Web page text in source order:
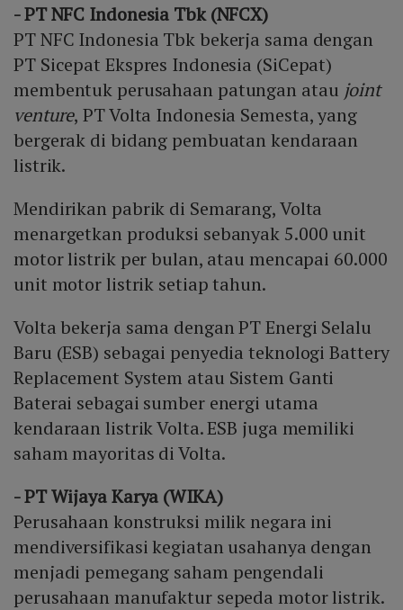
- PT NFC Indonesia Tbk (NFCX)
PT NFC Indonesia Tbk bekerja sama dengan
PT Sicepat Ekspres Indonesia (SiCepat)
membentuk perusahaan patungan atau joint
venture, PT Volta Indonesia Semesta, yang
bergerak di bidang pembuatan kendaraan
listrik.
Mendirikan pabrik di Semarang, Volta
menargetkan produksi sebanyak 5.000 unit
motor listrik per bulan, atau mencapai 60.000
unit motor listrik setiap tahun.
Volta bekerja sama dengan PT Energi Selalu
Baru (ESB) sebagai penyedia teknologi Battery
Replacement System atau Sistem Ganti
Baterai sebagai sumber energi utama
kendaraan listrik Volta. ESB juga memiliki
saham mayoritas di Volta.
- PT Wijaya Karya (WIKA)
Perusahaan konstruksi milik negara ini
mendiversifikasi kegiatan usahanya dengan
menjadi pemegang saham pengendali
perusahaan manufaktur sepeda motor listrik.